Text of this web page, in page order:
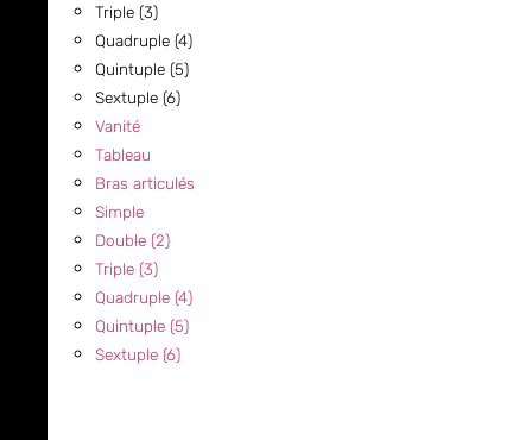
Triple (3)
Quadruple (4)
Quintuple (5)
Sextuple (6)
Vanité
Tableau
Bras articulés
Simple
Double (2)
Triple (3)
Quadruple (4)
Quintuple (5)
Sextuple (6)